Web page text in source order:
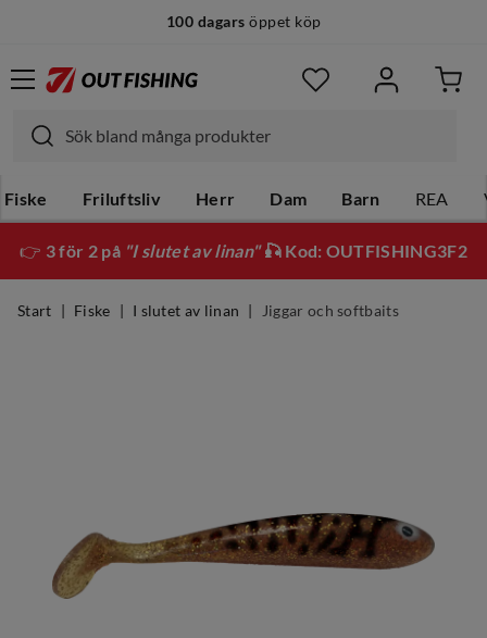
100 dagars öppet köp
Fiske Friluftsliv Herr Dam Barn REA
👉 3 för 2 på "I slutet av linan"🎣 Kod: OUTFISHING3F2
Start Fiske I slutet av linan Jiggar och softbaits